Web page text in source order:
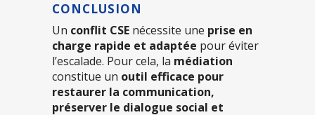
CONCLUSION
Un conflit CSE nécessite une prise en
charge rapide et adaptée pour éviter
l’escalade. Pour cela, la médiation
constitue un outil efficace pour
restaurer la communication,
préserver le dialogue social et